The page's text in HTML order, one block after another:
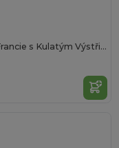
Dětské Tričko Lou z Francie s Kulatým Výstřihem